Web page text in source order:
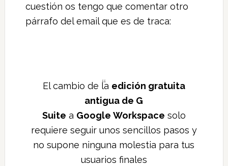
cuestión os tengo que comentar otro
párrafo del email que es de traca:
El cambio de la edición gratuita
antigua de G
Suite a Google Workspace solo
requiere seguir unos sencillos pasos y
no supone ninguna molestia para tus
usuarios finales